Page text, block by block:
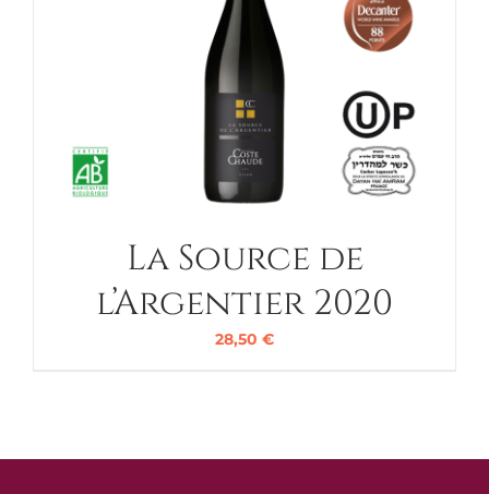
La Source de
l’Argentier 2020
28,50 €